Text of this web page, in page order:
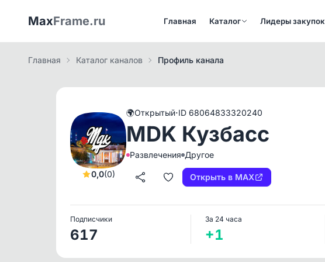
MaxFrame.ru Главная Каталог Лидеры закупок
Главная Каталог каналов Профиль канала
0,0(0)
🌍Открытый·ID 68064833320240
MDK Кузбасс
Развлечения Другое
Открыть в MAX
Подписчики
617
За 24 часа
+1